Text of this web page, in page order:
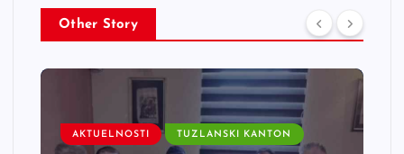
Other Story
AKTUELNOSTI TUZLANSKI KANTON